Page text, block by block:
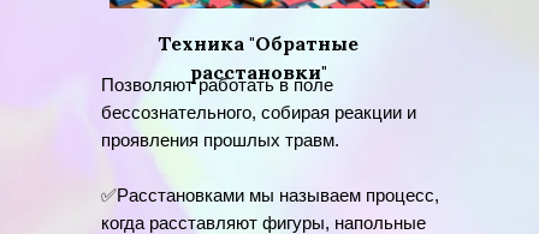
Позволяют работать в поле
бессознательного, собирая реакции и
проявления прошлых травм.
✅Расстановками мы называем процесс,
когда расставляют фигуры, напольные
Техника "Обратные
расстановки"